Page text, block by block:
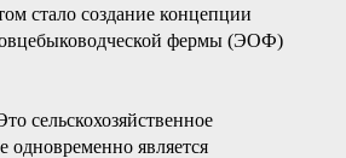
стало создание концепции
фермы (ЭОФ)
сельскохозяйственное
одновременно является